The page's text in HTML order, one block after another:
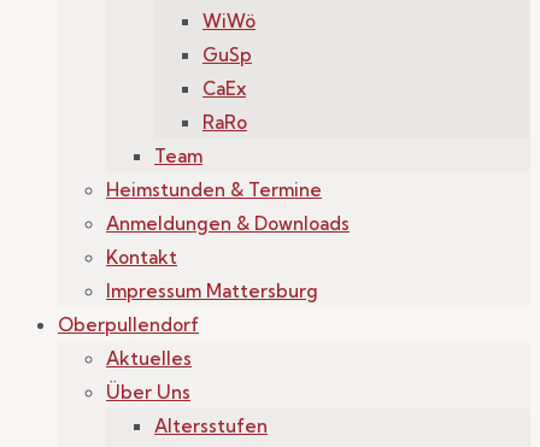
WiWö
GuSp
CaEx
RaRo
Team
Heimstunden & Termine
Anmeldungen & Downloads
Kontakt
Impressum Mattersburg
Oberpullendorf
Aktuelles
Über Uns
Altersstufen